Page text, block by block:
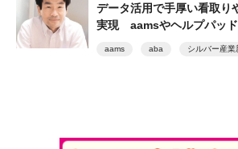
データ活用で手厚い看取り
実現 aamsやヘルプパッ
福祉施設「サンシティ北
aams aba シルバー産業